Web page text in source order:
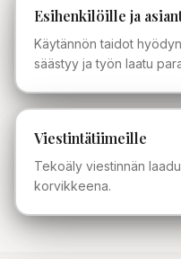
Esihenkilöille ja
Käytännön taidot
säästyy ja työn laatu
Viestintätiimeille
Tekoäly viestinnän
korvikkeena.